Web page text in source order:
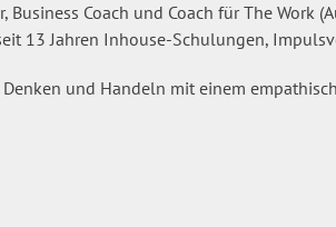
Coach und Coach für The Work
13 Jahren Inhouse-Schulungen,
und Handeln mit einem